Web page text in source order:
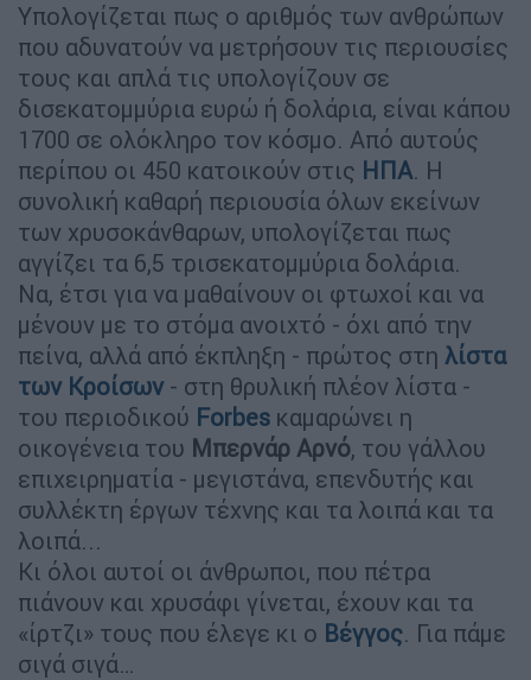
Υπολογίζεται πως ο αριθμός των ανθρώπων
που αδυνατούν να μετρήσουν τις περιουσίες
τους και απλά τις υπολογίζουν σε
δισεκατομμύρια ευρώ ή δολάρια, είναι κάπου
1700 σε ολόκληρο τον κόσμο. Από αυτούς
περίπου οι 450 κατοικούν στις ΗΠΑ. Η
συνολική καθαρή περιουσία όλων εκείνων
των χρυσοκάνθαρων, υπολογίζεται πως
αγγίζει τα 6,5 τρισεκατομμύρια δολάρια.
Να, έτσι για να μαθαίνουν οι φτωχοί και να
μένουν με το στόμα ανοιχτό - όχι από την
πείνα, αλλά από έκπληξη - πρώτος στη λίστα
των Κροίσων- στη θρυλική πλέον λίστα -
του περιοδικού Forbes καμαρώνει η
οικογένεια του Μπερνάρ Αρνό, του γάλλου
επιχειρηματία - μεγιστάνα, επενδυτής και
συλλέκτη έργων τέχνης και τα λοιπά και τα
λοιπά...
Κι όλοι αυτοί οι άνθρωποι, που πέτρα
πιάνουν και χρυσάφι γίνεται, έχουν και τα
«ίρτζι» τους που έλεγε κι ο Βέγγος. Για πάμε
σιγά σιγά…